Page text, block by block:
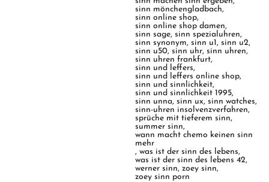
sinn mönchengladbach,
sinn online shop,
sinn online shop damen,
sinn sage, sinn spezialuhren,
sinn synonym, sinn u1, sinn u2,
sinn u50, sinn uhr, sinn uhren,
sinn uhren frankfurt,
sinn und leffers,
sinn und leffers online shop,
sinn und sinnlichkeit,
sinn und sinnlichkeit 1995,
sinn unna, sinn ux, sinn watches,
sinn-uhren insolvenzverfahren,
sprüche mit tieferem sinn,
summer sinn,
wann macht chemo keinen sinn
mehr
, was ist der sinn des lebens,
was ist der sinn des lebens 42,
werner sinn, zoey sinn,
zoey sinn porn